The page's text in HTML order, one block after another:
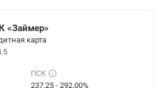
функций, таких как
суммы от покупки (кешбэк)
«Займер»
карта
ПСК
237.25 - 292.00%